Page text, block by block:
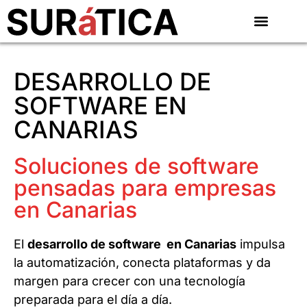
DESARROLLO DE
SOFTWARE EN
CANARIAS
Soluciones de software
pensadas para empresas
en Canarias
El desarrollo de software en Canarias impulsa
la automatización, conecta plataformas y da
margen para crecer con una tecnología
preparada para el día a día.